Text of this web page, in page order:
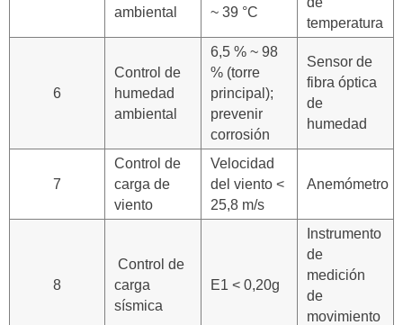
ambiental
~ 39 °C
temperatura
6
Control de
humedad
ambiental
6,5 % ~ 98
% (torre
principal);
prevenir
corrosión
Sensor de
fibra óptica
de
humedad
7
Control de
carga de
viento
Velocidad
del viento <
25,8 m/s
Anemómetro
8
Control de
carga
sísmica
E1 < 0,20g
Instrumento
de
medición
de
movimiento